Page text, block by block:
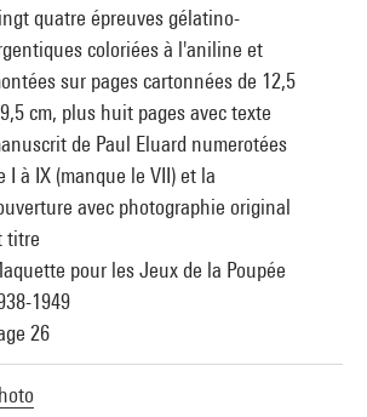
quatre épreuves gélatino-
coloriées à l'aniline et
sur pages cartonnées de 12,5
cm, plus huit pages avec texte
de Paul Eluard numerotées
I à IX (manque le VII) et la
avec photographie original
titre
pour les Jeux de la Poupée
1949
26